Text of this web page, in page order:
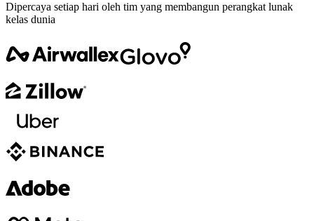
Dipercaya setiap hari oleh tim yang membangun perangkat lunak
kelas dunia